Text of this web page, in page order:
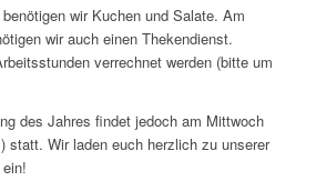
wir Kuchen und Salate. Am
wir auch einen Thekendienst.
verrechnet werden (bitte um
des Jahres findet jedoch am Mittwoch
statt. Wir laden euch herzlich zu unserer
ein!